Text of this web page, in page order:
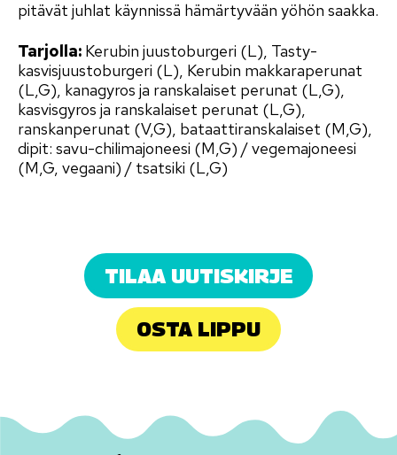
pitävät juhlat käynnissä hämärtyvään yöhön saakka.
Tarjolla: Kerubin juustoburgeri (L), Tasty-
kasvisjuustoburgeri (L), Kerubin makkaraperunat
(L,G), kanagyros ja ranskalaiset perunat (L,G),
kasvisgyros ja ranskalaiset perunat (L,G),
ranskanperunat (V,G), bataattiranskalaiset (M,G),
dipit: savu-chilimajoneesi (M,G) / vegemajoneesi
(M,G, vegaani) / tsatsiki (L,G)
TILAA UUTISKIRJE
OSTA LIPPU